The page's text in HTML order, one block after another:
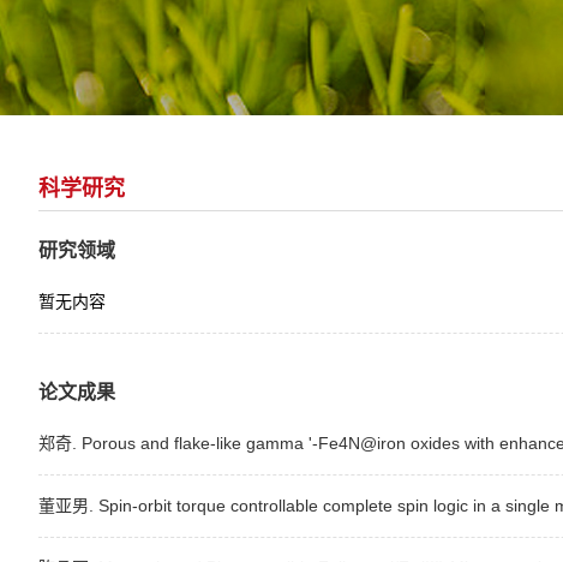
科学研究
研究领域
暂无内容
论文成果
郑奇. Porous and flake-like gamma '-Fe4N@iron oxides with
董亚男. Spin-orbit torque controllable complete spin logic in a single